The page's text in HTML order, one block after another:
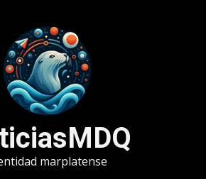
marplatense